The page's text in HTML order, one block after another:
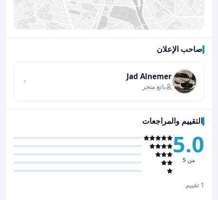
صاحب الإعلان
Jad Alnemer
بائع متجر
التقييم والمراجعات
5.0
من 5
1 تقييم